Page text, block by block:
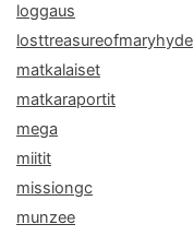
loggaus
losttreasureofmaryhyde
matkalaiset
matkaraportit
mega
miitit
missiongc
munzee